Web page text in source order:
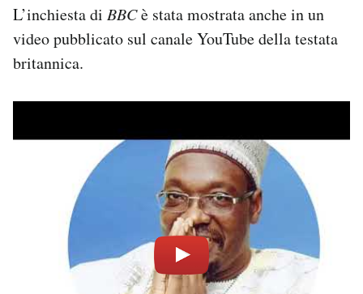
L’inchiesta di BBCè stata mostrata anche in un
video pubblicato sul canale YouTube della testata
britannica.